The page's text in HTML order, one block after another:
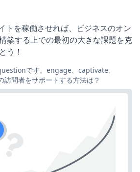
を稼働させれば、ビジネスのオン
築する上での最初の大きな課題を克
う！
です。engage、captivate、
問者をサポートする方法は？